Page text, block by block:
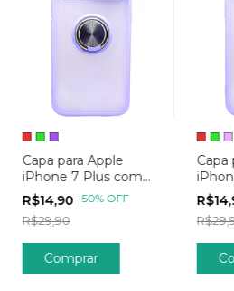
Capa para Apple
iPhone 7 Plus com
Proteção na Câmera e
Borda Colorida
R$14,90 -50% OFF
R$29,90
Comprar
Capa
Borda